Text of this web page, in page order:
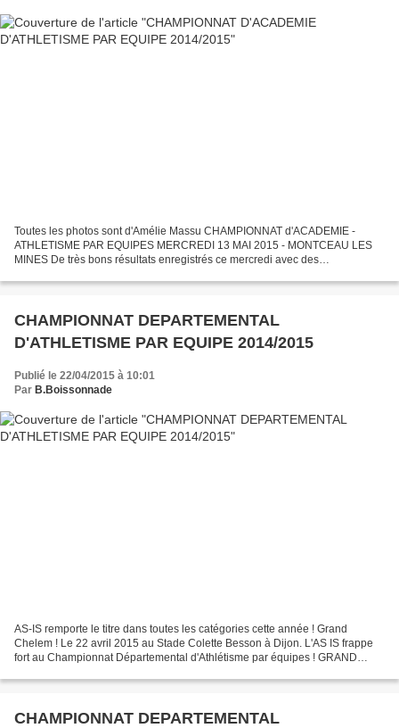
Toutes les photos sont d'Amélie Massu CHAMPIONNAT d'ACADEMIE -
ATHLETISME PAR EQUIPES MERCREDI 13 MAI 2015 - MONTCEAU LES
MINES De très bons résultats enregistrés ce mercredi avec des
CHAMPIONNAT DEPARTEMENTAL
D'ATHLETISME PAR EQUIPE 2014/2015
Publié le 22/04/2015 à 10:01
Par B.Boissonnade
AS-IS remporte le titre dans toutes les catégories cette année ! Grand
Chelem ! Le 22 avril 2015 au Stade Colette Besson à Dijon. L'AS IS frappe
fort au Championnat Départemental d'Athlétisme par équipes ! GRAND
CHAMPIONNAT DEPARTEMENTAL